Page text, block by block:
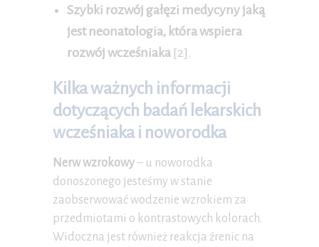
Szybki rozwój gałęzi medycyny jaką
jest neonatologia, która wspiera
rozwój wcześniaka [2].
Kilka ważnych informacji
dotyczących badań lekarskich
wcześniaka i noworodka
Nerw wzrokowy– u noworodka
donoszonego jesteśmy w stanie
zaobserwować wodzenie wzrokiem za
przedmiotami o kontrastowych kolorach.
Widoczna jest również reakcja źrenic na